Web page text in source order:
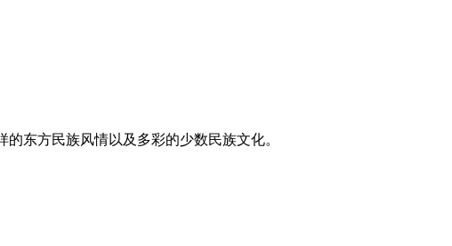
东方民族风情以及多彩的少数民族文化。